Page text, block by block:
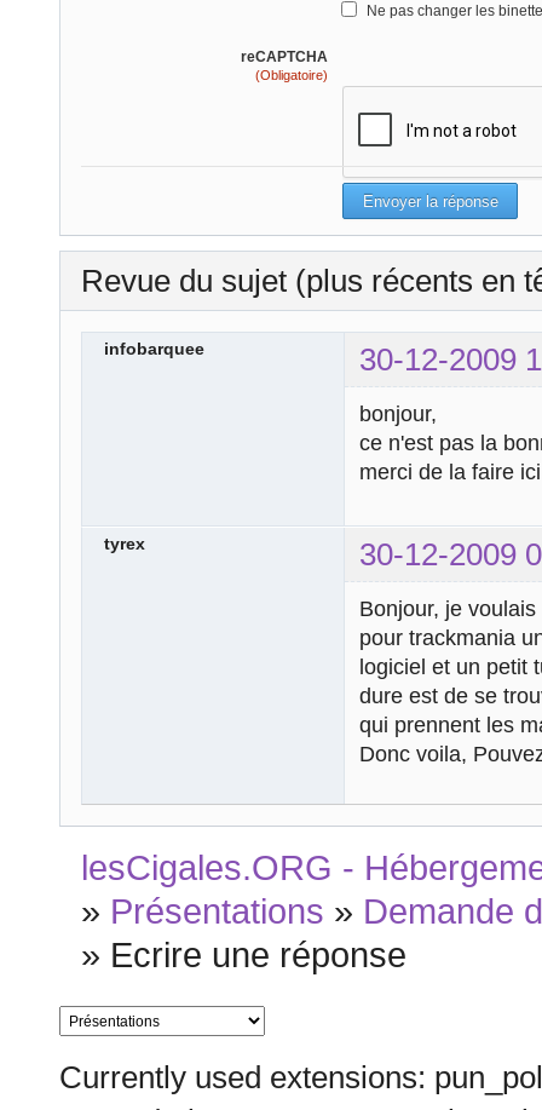
Ne pas changer les
reCAPTCHA
(Obligatoire)
Revue du sujet (plus récents en
infobarquee 30-12-2009
bonjour,
ce n'est pas la
merci de la faire
tyrex 30-12-2009
Bonjour, je
pour trackmania
logiciel et un petit
dure est de se
qui prennent les
Donc voila,
lesCigales.ORG -
» Présentations » Demande
» Ecrire une réponse
Currently used extensions: